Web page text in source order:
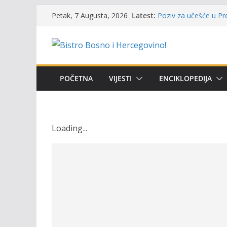
content
Petak, 7 Augusta, 2026 Latest: Poziv za učešće u
osobe sa invaliditetom
osvojili prelazni
Masovni pomor ribe
POČETNA VIJESTI ENCIKLOPEDIJA
Loading...